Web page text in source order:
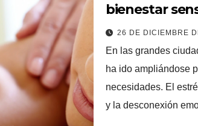
bienestar
26 DE DICIEMBRE
En las grandes
ha ido ampliándose
necesidades. El
y la desconexión